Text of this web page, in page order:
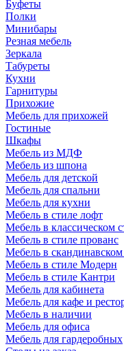
Буфеты
Полки
Минибары
Резная мебель
Зеркала
Табуреты
Кухни
Гарнитуры
Прихожие
Мебель для прихожей
Гостиные
Шкафы
Мебель из МДФ
Мебель из шпона
Мебель для детской
Мебель для спальни
Мебель для кухни
Мебель в стиле лофт
Мебель в классическом
Мебель в стиле прованс
Мебель в скандинавском
Мебель в стиле Модерн
Мебель в стиле Кантри
Мебель для кабинета
Мебель для кафе и
Мебель в наличии
Мебель для офиса
Мебель для гардеробных